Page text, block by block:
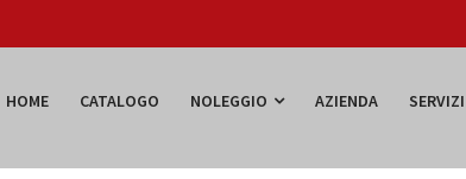
HOME CATALOGO NOLEGGIO AZIENDA SERVIZI